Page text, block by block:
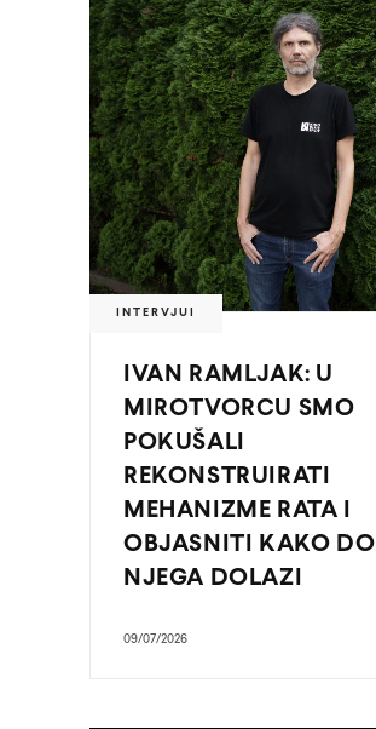
INTERVJUI
IVAN RAMLJAK: U
MIROTVORCU SMO
POKUŠALI
REKONSTRUIRATI
MEHANIZME RATA I
OBJASNITI KAKO DO
NJEGA DOLAZI
09/07/2026